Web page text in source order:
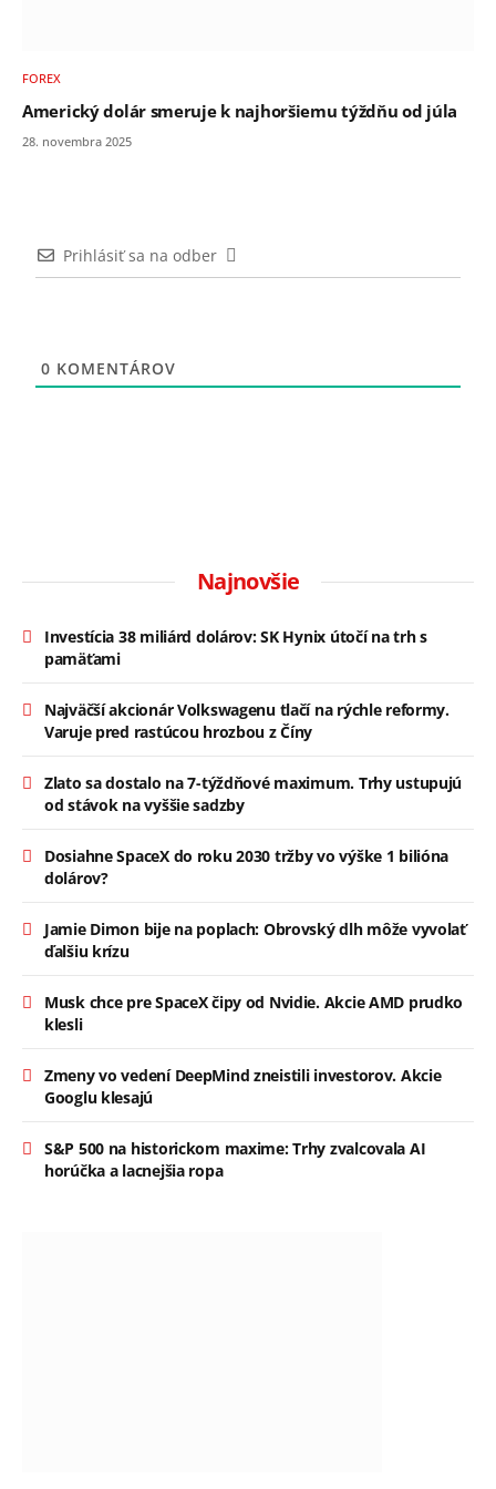
FOREX
Americký dolár smeruje k najhoršiemu týždňu od júla
28. novembra 2025
Prihlásiť sa na odber
0 KOMENTÁROV
Najnovšie
Investícia 38 miliárd dolárov: SK Hynix útočí na trh s
pamäťami
Najväčší akcionár Volkswagenu tlačí na rýchle reformy.
Varuje pred rastúcou hrozbou z Číny
Zlato sa dostalo na 7-týždňové maximum. Trhy ustupujú
od stávok na vyššie sadzby
Dosiahne SpaceX do roku 2030 tržby vo výške 1 bilióna
dolárov?
Jamie Dimon bije na poplach: Obrovský dlh môže vyvolať
ďalšiu krízu
Musk chce pre SpaceX čipy od Nvidie. Akcie AMD prudko
klesli
Zmeny vo vedení DeepMind zneistili investorov. Akcie
Googlu klesajú
S&P 500 na historickom maxime: Trhy zvalcovala AI
horúčka a lacnejšia ropa